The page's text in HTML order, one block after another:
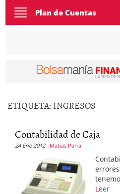
Toggle
navigation
Plan de Cuentas
ETIQUETA: INGRESOS
Contabilidad de Caja
24 Ene 2012 Matias Parra
Leer